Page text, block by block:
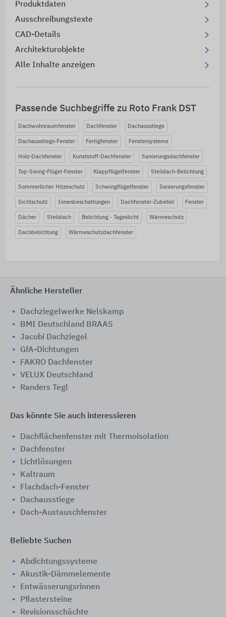
Produktdaten
Ausschreibungstexte
CAD-Details
Architekturobjekte
Alle Inhalte anzeigen
Passende Suchbegriffe zu Roto Frank DST
Dachwohnraumfenster Dachfenster Dachausstiege
Dachausstiegs-Fenster Fertigfenster Fenstersysteme
Holz-Dachfenster Kunststoff-Dachfenster Sanierungsdachfenster
Top-Swing-Flügel-Fenster Klappflügelfenster Steildach-Belichtung
Sommerlicher Hitzeschutz Schwingflügelfenster Sanierungsfenster
Sichtschutz Innenbeschattungen Dachfenster-Zubehör Fenster
Dächer Steildach Belichtung - Tageslicht Wärmeschutz
Dachbelichtung Wärmeschutzdachfenster
Ähnliche Hersteller
Dachziegelwerke Nelskamp
BMI Deutschland BRAAS
Jacobi Dachziegel
GfA-Dichtungen
FAKRO Dachfenster
VELUX Deutschland
Randers Tegl
Das könnte Sie auch interessieren
Dachflächenfenster mit Thermoisolation
Dachfenster
Lichtlösungen
Kaltraum
Flachdach-Fenster
Dachausstiege
Dach-Austauschfenster
Beliebte Suchen
Abdichtungssysteme
Akustik-Dämmelemente
Entwässerungsrinnen
Pflastersteine
Revisionsschächte